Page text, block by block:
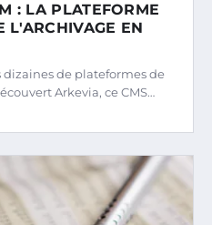
: LA PLATEFORME
L'ARCHIVAGE EN
dizaines de plateformes de
Arkevia, ce CMS…